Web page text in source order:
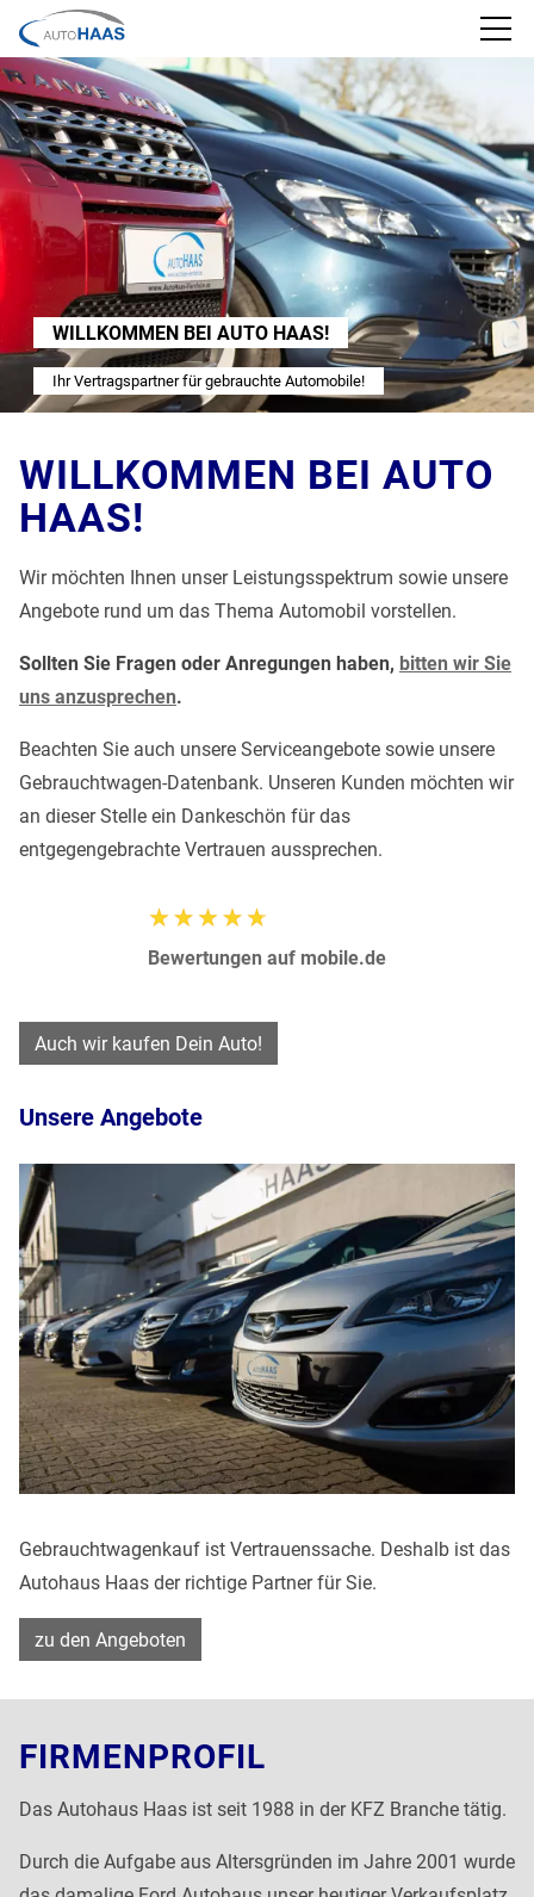
Startseite
Fahrzeuge
Firmenprofil
Service
Team
Garantie
Kontakt
WILLKOMMEN BEI AUTO HAAS!
Ihr Vertragspartner für gebrauchte Automobile!
WILLKOMMEN BEI AUTO
HAAS!
Wir möchten Ihnen unser Leistungsspektrum sowie unsere
Angebote rund um das Thema Automobil vorstellen.
Sollten Sie Fragen oder Anregungen haben, bitten wir Sie
uns anzusprechen.
Beachten Sie auch unsere Serviceangebote sowie unsere
Gebrauchtwagen-Datenbank. Unseren Kunden möchten wir
an dieser Stelle ein Dankeschön für das
entgegengebrachte Vertrauen aussprechen.
Bewertungen auf mobile.de
Auch wir kaufen Dein Auto!
Unsere Angebote
Gebrauchtwagenkauf ist Vertrauenssache. Deshalb ist das
Autohaus Haas der richtige Partner für Sie.
zu den Angeboten
FIRMENPROFIL
Das Autohaus Haas ist seit 1988 in der KFZ Branche tätig.
Durch die Aufgabe aus Altersgründen im Jahre 2001 wurde